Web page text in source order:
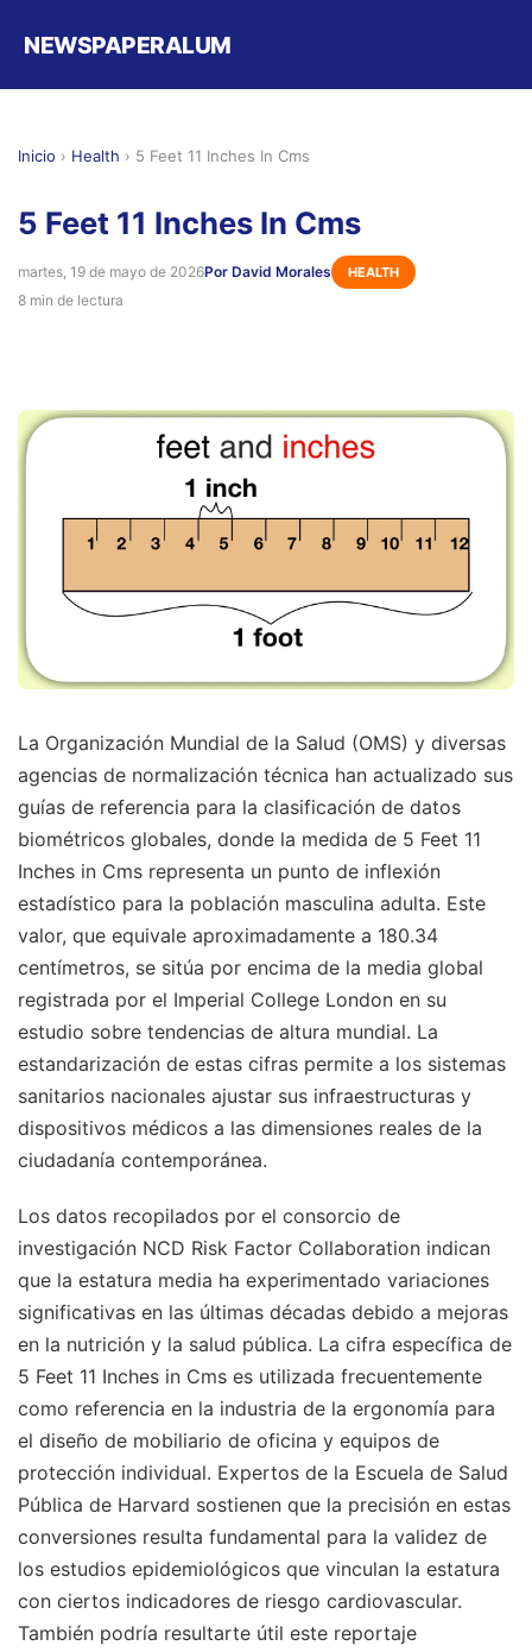
NEWSPAPERALUM
Inicio › Health › 5 Feet 11 Inches In Cms
5 Feet 11 Inches In Cms
martes, 19 de mayo de 2026Por David Morales HEALTH
8 min de lectura
La Organización Mundial de la Salud (OMS) y diversas
agencias de normalización técnica han actualizado sus
guías de referencia para la clasificación de datos
biométricos globales, donde la medida de 5 Feet 11
Inches in Cms representa un punto de inflexión
estadístico para la población masculina adulta. Este
valor, que equivale aproximadamente a 180.34
centímetros, se sitúa por encima de la media global
registrada por el Imperial College London en su
estudio sobre tendencias de altura mundial. La
estandarización de estas cifras permite a los sistemas
sanitarios nacionales ajustar sus infraestructuras y
dispositivos médicos a las dimensiones reales de la
ciudadanía contemporánea.
Los datos recopilados por el consorcio de
investigación NCD Risk Factor Collaboration indican
que la estatura media ha experimentado variaciones
significativas en las últimas décadas debido a mejoras
en la nutrición y la salud pública. La cifra específica de
5 Feet 11 Inches in Cms es utilizada frecuentemente
como referencia en la industria de la ergonomía para
el diseño de mobiliario de oficina y equipos de
protección individual. Expertos de la Escuela de Salud
Pública de Harvard sostienen que la precisión en estas
conversiones resulta fundamental para la validez de
los estudios epidemiológicos que vinculan la estatura
con ciertos indicadores de riesgo cardiovascular.
También podría resultarte útil este reportaje